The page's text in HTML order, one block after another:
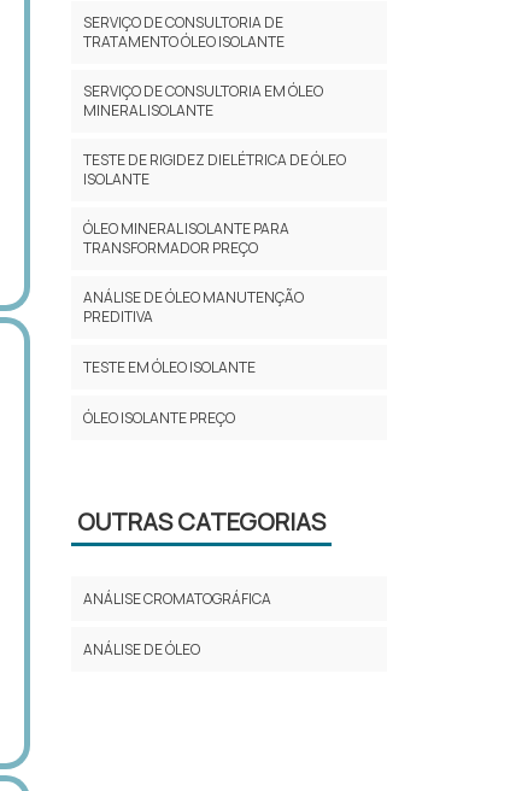
SERVIÇO DE CONSULTORIA DE
TRATAMENTO ÓLEO ISOLANTE
SERVIÇO DE CONSULTORIA EM ÓLEO
MINERAL ISOLANTE
TESTE DE RIGIDEZ DIELÉTRICA DE ÓLEO
ISOLANTE
ÓLEO MINERAL ISOLANTE PARA
TRANSFORMADOR PREÇO
ANÁLISE DE ÓLEO MANUTENÇÃO
PREDITIVA
TESTE EM ÓLEO ISOLANTE
ÓLEO ISOLANTE PREÇO
OUTRAS CATEGORIAS
ANÁLISE CROMATOGRÁFICA
ANÁLISE DE ÓLEO